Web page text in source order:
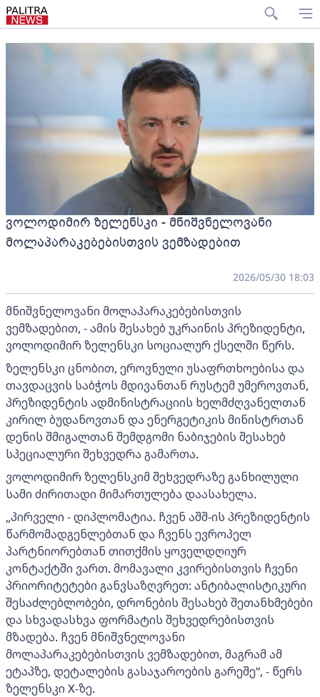
ვოლოდიმირ ზელენსკი - მნიშვნელოვანი
მოლაპარაკებებისთვის ვემზადებით
2026/05/30 18:03
მნიშვნელოვანი მოლაპარაკებებისთვის
ვემზადებით, - ამის შესახებ უკრაინის პრეზიდენტი,
ვოლოდიმირ ზელენსკი სოციალურ ქსელში წერს.
ზელენსკი ცნობით, ეროვნული უსაფრთხოებისა და
თავდაცვის საბჭოს მდივანთან რუსტემ უმეროვთან,
პრეზიდენტის ადმინისტრაციის ხელმძღვანელთან
კირილ ბუდანოვთან და ენერგეტიკის მინისტრთან
დენის შმიგალთან შემდგომი ნაბიჯების შესახებ
სპეციალური შეხვედრა გამართა.
ვოლოდიმირ ზელენსკიმ შეხვედრაზე განხილული
სამი ძირითადი მიმართულება დაასახელა.
„პირველი - დიპლომატია. ჩვენ აშშ-ის პრეზიდენტის
წარმომადგენლებთან და ჩვენს ევროპელ
პარტნიორებთან თითქმის ყოველდღიურ
კონტაქტში ვართ. მომავალი კვირებისთვის ჩვენი
პრიორიტეტები განვსაზღვრეთ: ანტიბალისტიკური
შესაძლებლობები, დრონების შესახებ შეთანხმებები
და სხვადასხვა ფორმატის შეხვედრებისთვის
მზადება. ჩვენ მნიშვნელოვანი
მოლაპარაკებებისთვის ვემზადებით, მაგრამ ამ
ეტაპზე, დეტალების გასაჯაროების გარეშე“, - წერს
ზელენსკი X-ზე.